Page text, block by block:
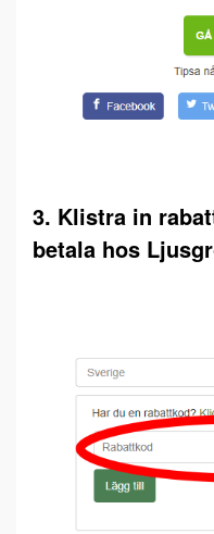
3. Klistra in
betala hos